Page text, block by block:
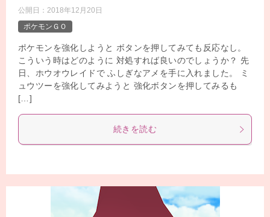
公開日： 2018年12月20日
ポケモンＧＯ
ポケモンを強化しようと ボタンを押してみても反応なし。
こういう時はどのように 対処すれば良いのでしょうか？ 先
日、ホウオウレイドで ふしぎなアメを手に入れました。 ミ
ュウツーを強化してみようと 強化ボタンを押してみるも
[…]
続きを読む